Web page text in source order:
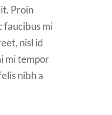
Proin
faucibus mi
nisl id
mi tempor
nibh a